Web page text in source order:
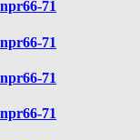
npr66-71
npr66-71
npr66-71
npr66-71